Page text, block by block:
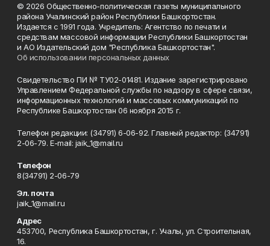
© 2026 Общественно-политическая газеты муниципального
района Учалинский район Республики Башкортостан.
Издается с 1991 года. Учредитель: Агентство по печати и
средствам массовой информации Республики Башкортостан
и АО Издательский дом "Республика Башкортостан".
Об использовании персональных данных
Свидетельство ПИ № ТУ02-01481. Издание зарегистрировано
Управлением Федеральной службы по надзору в сфере связи,
информационных технологий и массовых коммуникаций по
Республике Башкортостан 06 ноября 2015 г.
Телефон редакции: (34791) 6-06-92. Главный редактор: (34791)
2-06-79. Е-mаil: jaik_1@mail.ru
Телефон
8(34791) 2-06-79
Эл. почта
jaik_1@mail.ru
Адрес
453700, Республика Башкортостан, г. Учалы, ул. Строительная,
16.